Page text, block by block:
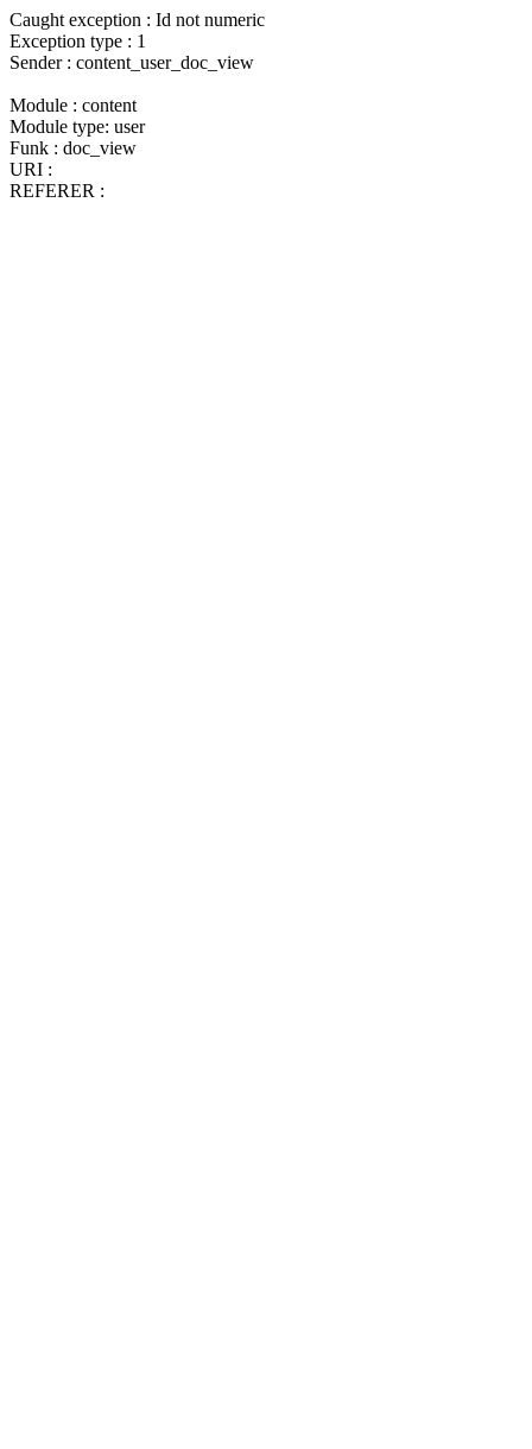
Caught exception : Id not numeric
Exception type : 1
Sender : content_user_doc_view
Module : content
Module type: user
Funk : doc_view
URI :
REFERER :